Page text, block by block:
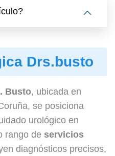
Drs.busto
Busto, ubicada en
se posiciona
urológico en
rango de servicios
diagnósticos precisos,